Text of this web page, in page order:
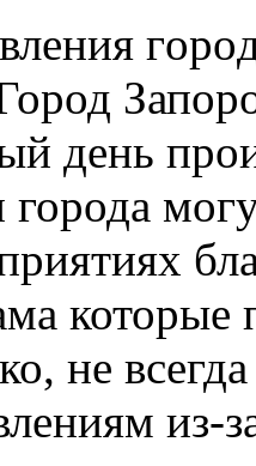
день
города
которые
не
из-